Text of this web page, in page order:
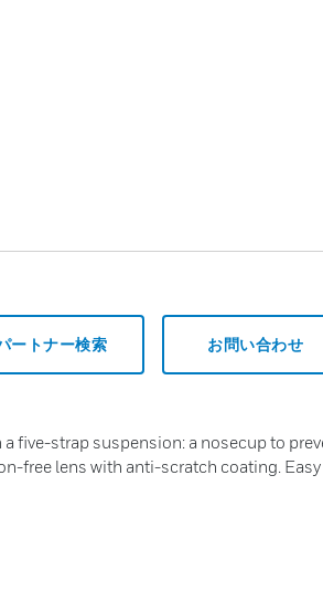
ートナー検索 お問い合わせ
five-strap suspension: a nosecup to
free lens with anti-scratch coating. Easy